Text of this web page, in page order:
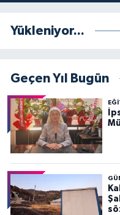
Yükleniyor...
Geçen Yıl Bugün